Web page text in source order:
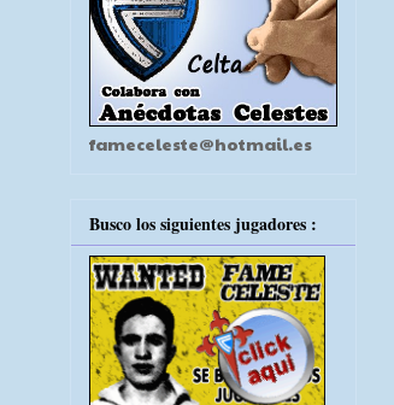
fameceleste@hotmail.es
Busco los siguientes jugadores :